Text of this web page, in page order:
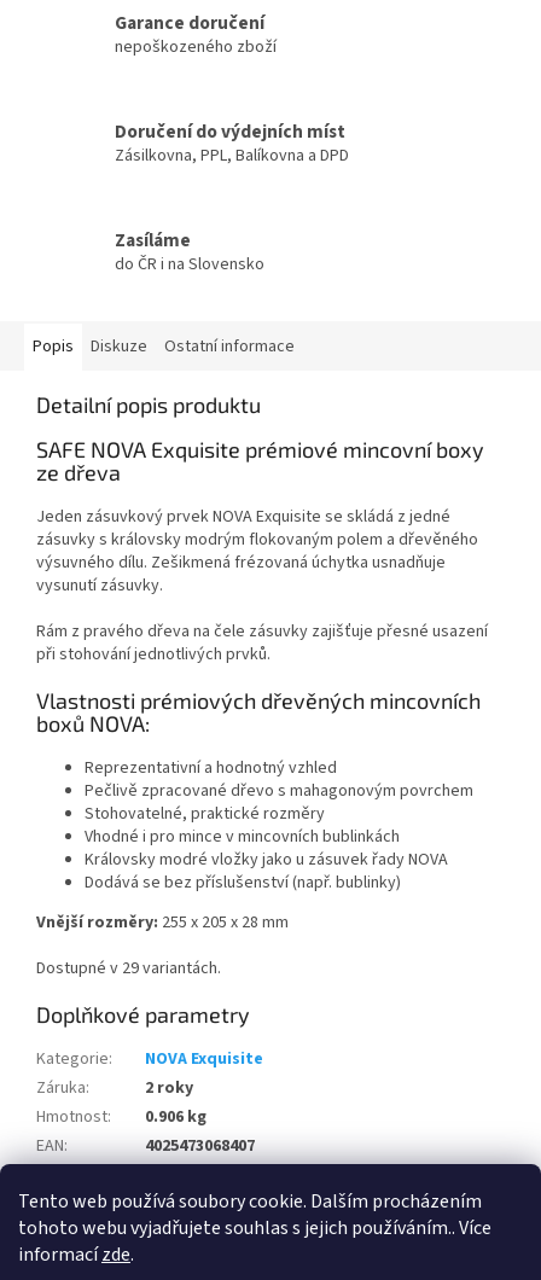
Tento web používá soubory cookie. Dalším procházením
tohoto webu vyjadřujete souhlas s jejich používáním.. Více
informacízde.
Garance doručení
nepoškozeného zboží
Doručení do výdejních míst
Zásilkovna, PPL, Balíkovna a DPD
Zasíláme
do ČR i na Slovensko
Popis Diskuze Ostatní informace
Detailní popis produktu
SAFE NOVA Exquisite prémiové mincovní boxy
ze dřeva
Jeden zásuvkový prvek NOVA Exquisite se skládá z jedné
zásuvky s královsky modrým flokovaným polem a dřevěného
výsuvného dílu. Zešikmená frézovaná úchytka usnadňuje
vysunutí zásuvky.
Rám z pravého dřeva na čele zásuvky zajišťuje přesné usazení
při stohování jednotlivých prvků.
Vlastnosti prémiových dřevěných mincovních
boxů NOVA:
Reprezentativní a hodnotný vzhled
Pečlivě zpracované dřevo s mahagonovým povrchem
Stohovatelné, praktické rozměry
Vhodné i pro mince v mincovních bublinkách
Královsky modré vložky jako u zásuvek řady NOVA
Dodává se bez příslušenství (např. bublinky)
Vnější rozměry: 255 x 205 x 28 mm
Dostupné v 29 variantách.
Doplňkové parametry
Kategorie:
NOVA Exquisite
Záruka:
2 roky
Hmotnost:
0.906 kg
EAN:
4025473068407
Výrobce: SAFE